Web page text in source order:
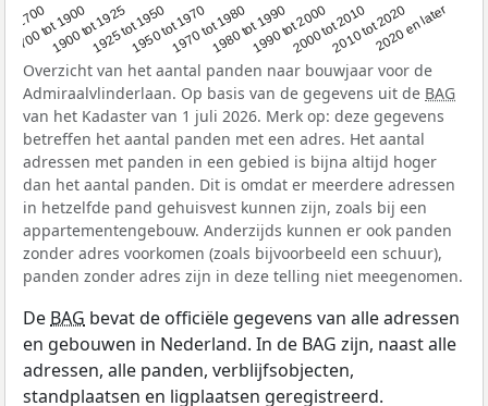
1700
1700 tot 1900
1900 tot 19251925 tot 19501950 tot 19701970 tot 19801980 tot 19901990 tot 20002000 tot 20102010 tot 20202020 en later
Overzicht van het aantal panden naar bouwjaar voor de
Admiraalvlinderlaan. Op basis van de gegevens uit de BAG
van het Kadaster van 1 juli 2026. Merk op: deze gegevens
betreffen het aantal panden met een adres. Het aantal
adressen met panden in een gebied is bijna altijd hoger
dan het aantal panden. Dit is omdat er meerdere adressen
in hetzelfde pand gehuisvest kunnen zijn, zoals bij een
appartementengebouw. Anderzijds kunnen er ook panden
zonder adres voorkomen (zoals bijvoorbeeld een schuur),
panden zonder adres zijn in deze telling niet meegenomen.
De BAG bevat de officiële gegevens van alle adressen
en gebouwen in Nederland. In de BAG zijn, naast alle
adressen, alle panden, verblijfsobjecten,
standplaatsen en ligplaatsen geregistreerd.